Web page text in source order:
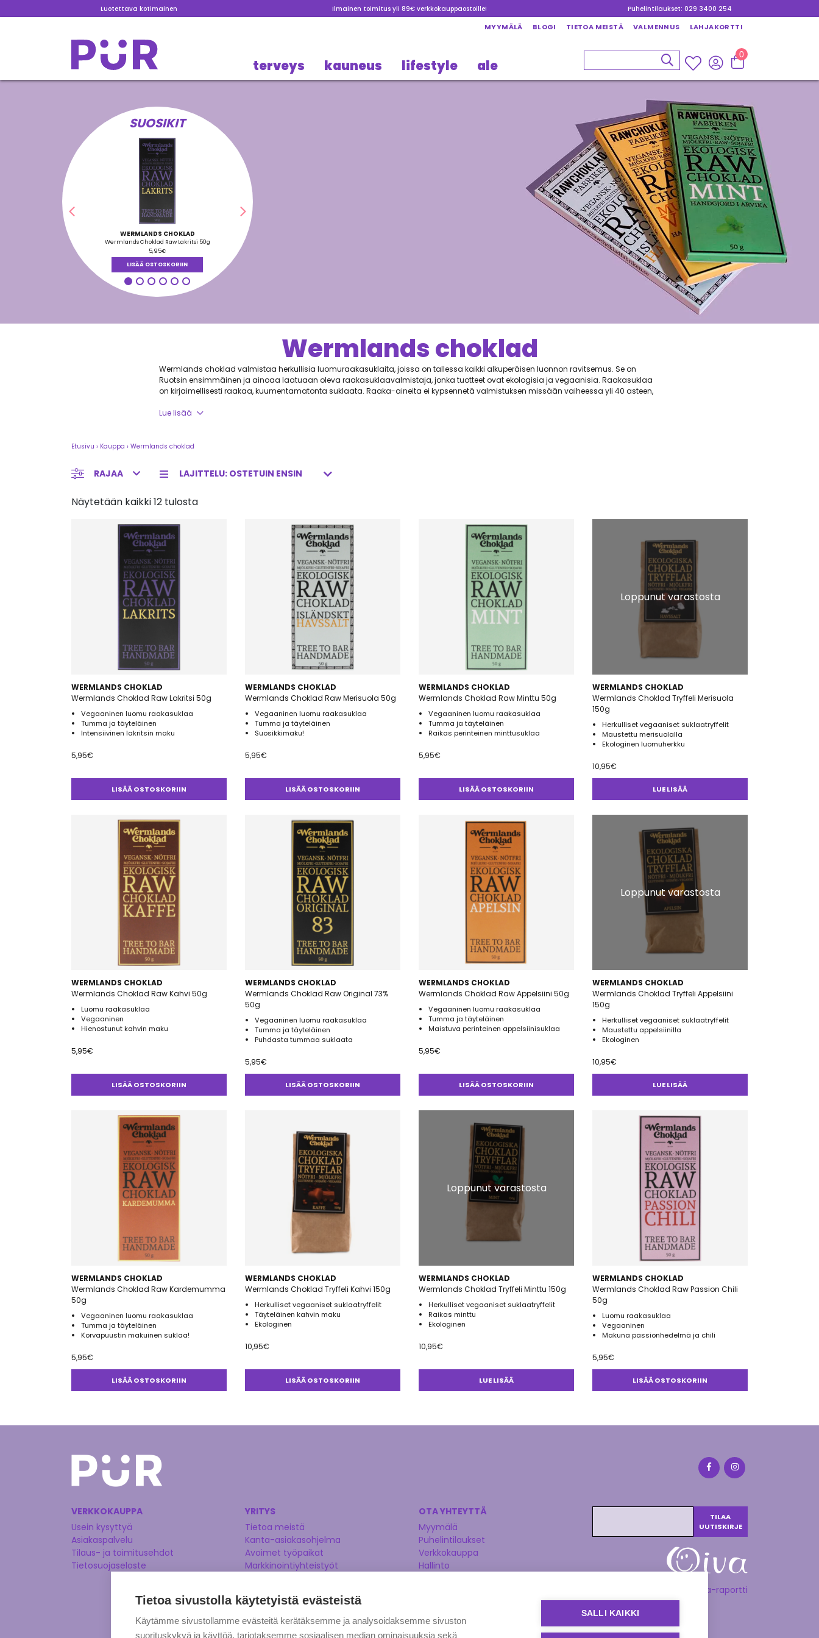
Luotettava kotimainen Ilmainen toimitus yli 89€ verkkokauppaostoille! Puhelintilaukset: 029 3400 254
MYYMÄLÄ BLOGI TIETOA MEISTÄ VALMENNUS LAHJAKORTTI
terveys kauneus lifestyle ale
0
SUOSIKIT
WERMLANDS CHOKLAD
Wermlands Choklad Raw Lakritsi 50g
5,95€
LISÄÄ OSTOSKORIIN
Edellinen Seuraava
Wermlands choklad
Wermlands choklad valmistaa herkullisia luomuraakasuklaita, joissa on tallessa kaikki alkuperäisen luonnon ravitsemus. Se on
Ruotsin ensimmäinen ja ainoaa laatuaan oleva raakasuklaavalmistaja, jonka tuotteet ovat ekologisia ja vegaanisia. Raakasuklaa
on kirjaimellisesti raakaa, kuumentamatonta suklaata. Raaka-aineita ei kypsennetä valmistuksen missään vaiheessa yli 40 asteen,
raaka-aineita. Kylmäpuristuksen ansiosta raakasuklaa sisältää paljon antioksidantteja – jopa seitsemän kertaa enemmän kuin
Lue lisää
Etusivu › Kauppa › Wermlands choklad
RAJAA
Näytetään kaikki 12 tulosta
WERMLANDS CHOKLAD
Wermlands Choklad Raw Lakritsi 50g
Vegaaninen luomu raakasuklaa
Tumma ja täyteläinen
Intensiivinen lakritsin maku
5,95€
LISÄÄ OSTOSKORIIN
WERMLANDS CHOKLAD
Wermlands Choklad Raw Merisuola 50g
Vegaaninen luomu raakasuklaa
Tumma ja täyteläinen
Suosikkimaku!
5,95€
LISÄÄ OSTOSKORIIN
WERMLANDS CHOKLAD
Wermlands Choklad Raw Minttu 50g
Vegaaninen luomu raakasuklaa
Tumma ja täyteläinen
Raikas perinteinen minttusuklaa
5,95€
LISÄÄ OSTOSKORIIN
Loppunut varastosta
WERMLANDS CHOKLAD
Wermlands Choklad Tryffeli Merisuola
150g
Herkulliset vegaaniset suklaatryffelit
Maustettu merisuolalla
Ekologinen luomuherkku
10,95€
LUE LISÄÄ
WERMLANDS CHOKLAD
Wermlands Choklad Raw Kahvi 50g
Luomu raakasuklaa
Vegaaninen
Hienostunut kahvin maku
5,95€
LISÄÄ OSTOSKORIIN
WERMLANDS CHOKLAD
Wermlands Choklad Raw Original 73%
50g
Vegaaninen luomu raakasuklaa
Tumma ja täyteläinen
Puhdasta tummaa suklaata
5,95€
LISÄÄ OSTOSKORIIN
WERMLANDS CHOKLAD
Wermlands Choklad Raw Appelsiini 50g
Vegaaninen luomu raakasuklaa
Tumma ja täyteläinen
Maistuva perinteinen appelsiinisuklaa
5,95€
LISÄÄ OSTOSKORIIN
Loppunut varastosta
WERMLANDS CHOKLAD
Wermlands Choklad Tryffeli Appelsiini
150g
Herkulliset vegaaniset suklaatryffelit
Maustettu appelsiinilla
Ekologinen
10,95€
LUE LISÄÄ
WERMLANDS CHOKLAD
Wermlands Choklad Raw Kardemumma
50g
Vegaaninen luomu raakasuklaa
Tumma ja täyteläinen
Korvapuustin makuinen suklaa!
5,95€
LISÄÄ OSTOSKORIIN
WERMLANDS CHOKLAD
Wermlands Choklad Tryffeli Kahvi 150g
Herkulliset vegaaniset suklaatryffelit
Täyteläinen kahvin maku
Ekologinen
10,95€
LISÄÄ OSTOSKORIIN
Loppunut varastosta
WERMLANDS CHOKLAD
Wermlands Choklad Tryffeli Minttu 150g
Herkulliset vegaaniset suklaatryffelit
Raikas minttu
Ekologinen
10,95€
LUE LISÄÄ
WERMLANDS CHOKLAD
Wermlands Choklad Raw Passion Chili
50g
Luomu raakasuklaa
Vegaaninen
Makuna passionhedelmä ja chili
5,95€
LISÄÄ OSTOSKORIIN
VERKKOKAUPPA
Usein kysyttyä
Asiakaspalvelu
Tilaus- ja toimitusehdot
Tietosuojaseloste
YRITYS
Tietoa meistä
Kanta-asiakasohjelma
Avoimet työpaikat
Markkinointiyhteistyöt
OTA YHTEYTTÄ
Myymälä
Puhelintilaukset
Verkkokauppa
Hallinto
Katso Oiva-raportti
Tietoa sivustolla käytetyistä evästeistä
Käytämme sivustollamme evästeitä kerätäksemme ja analysoidaksemme sivuston
suorituskykyä ja käyttöä, tarjotaksemme sosiaalisen median ominaisuuksia sekä
SALLI KAIKKI